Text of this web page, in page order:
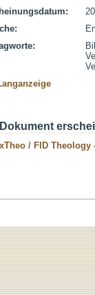
IxTheo / FID Theology